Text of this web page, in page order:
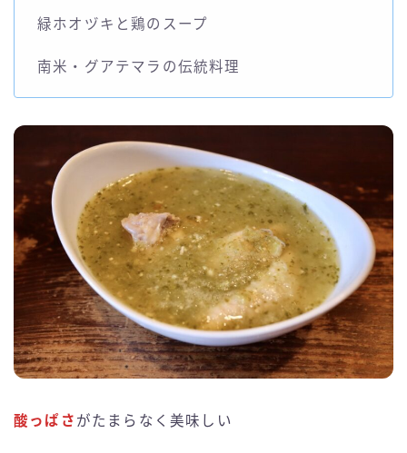
緑ホオヅキと鶏のスープ
南米・グアテマラの伝統料理
酸っぱさ がたまらなく美味しい